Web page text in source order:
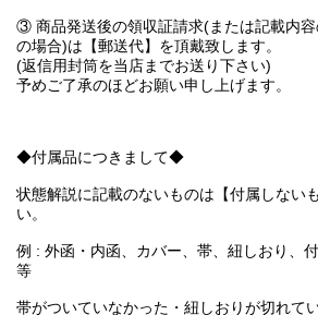
③ 商品発送後の領収証請求(または記載内
の場合)は【郵送代】を頂戴致します。
(返信用封筒を当店までお送り下さい)
予めご了承のほどお願い申し上げます。
◆付属品につきまして◆
状態解説に記載のないものは【付属しない
い。
例 : 外函・内函、カバー、帯、紐しおり、
等
帯がついていなかった・紐しおりが切れてい